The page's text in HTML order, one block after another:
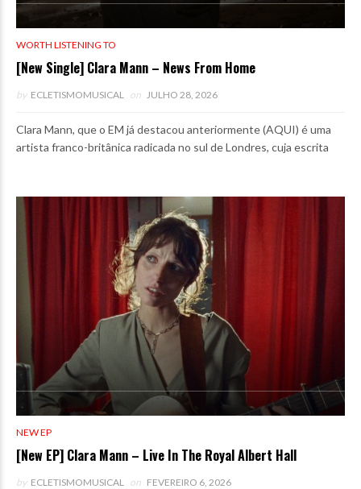
WORTH LISTENING TO
[New Single] Clara Mann – News From Home
by ECLETISMOMUSICAL on JULHO 28, 2026
Clara Mann, que o EM já destacou anteriormente (AQUI) é uma
artista franco-britânica radicada no sul de Londres, cuja escrita
NEW EP
[New EP] Clara Mann – Live In The Royal Albert Hall
by ECLETISMOMUSICAL on FEVEREIRO 6, 2026